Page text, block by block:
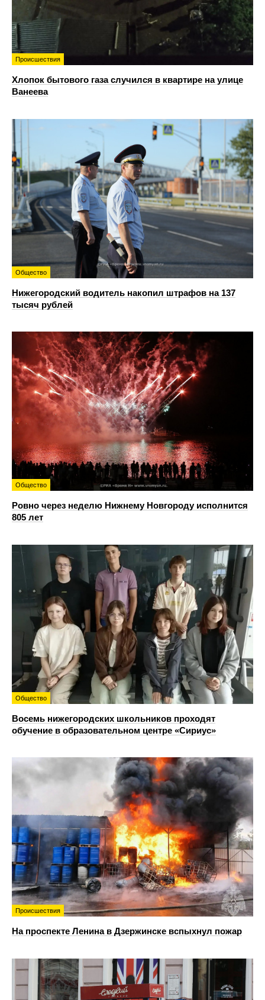
Происшествия
Хлопок бытового газа случился в квартире на улице
Ванеева
Общество
Нижегородский водитель накопил штрафов на 137
тысяч рублей
Общество
Ровно через неделю Нижнему Новгороду исполнится
805 лет
Общество
Восемь нижегородских школьников проходят
обучение в образовательном центре «Сириус»
Происшествия
На проспекте Ленина в Дзержинске вспыхнул пожар